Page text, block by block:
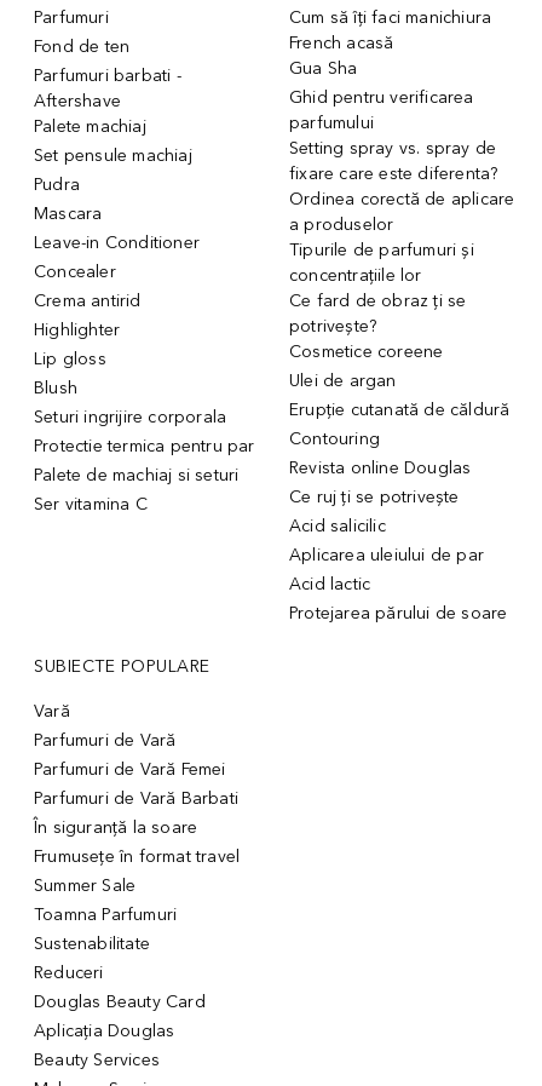
Parfumuri
Fond de ten
Parfumuri barbati -
Aftershave
Palete machiaj
Set pensule machiaj
Pudra
Mascara
Leave-in Conditioner
Concealer
Crema antirid
Highlighter
Lip gloss
Blush
Seturi ingrijire corporala
Protectie termica pentru par
Palete de machiaj si seturi
Ser vitamina C
Cum să îți faci manichiura
French acasă
Gua Sha
Ghid pentru verificarea
parfumului
Setting spray vs. spray de
fixare care este diferenta?
Ordinea corectă de aplicare
a produselor
Tipurile de parfumuri și
concentrațiile lor
Ce fard de obraz ți se
potrivește?
Cosmetice coreene
Ulei de argan
Erupție cutanată de căldură
Contouring
Revista online Douglas
Ce ruj ți se potrivește
Acid salicilic
Aplicarea uleiului de par
Acid lactic
Protejarea părului de soare
SUBIECTE POPULARE
Vară
Parfumuri de Vară
Parfumuri de Vară Femei
Parfumuri de Vară Barbati
În siguranță la soare
Frumusețe în format travel
Summer Sale
Toamna Parfumuri
Sustenabilitate
Reduceri
Douglas Beauty Card
Aplicația Douglas
Beauty Services